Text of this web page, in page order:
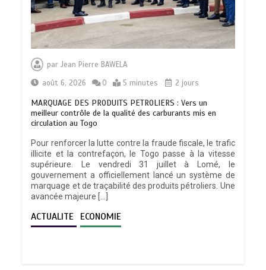
parJean Pierre BAWELA
août 6, 2026
0 5 minutes 2 jours
MARQUAGE DES PRODUITS PETROLIERS : Vers un
meilleur contrôle de la qualité des carburants mis en
circulation au Togo
Pour renforcer la lutte contre la fraude fiscale, le trafic
illicite et la contrefaçon, le Togo passe à la vitesse
supérieure. Le vendredi 31 juillet à Lomé, le
gouvernement a officiellement lancé un système de
marquage et de traçabilité des produits pétroliers. Une
avancée majeure […]
ACTUALITE ECONOMIE